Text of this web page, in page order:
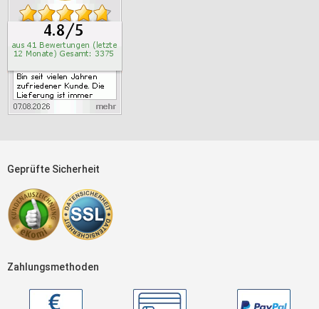
Geprüfte Sicherheit
Zahlungsmethoden